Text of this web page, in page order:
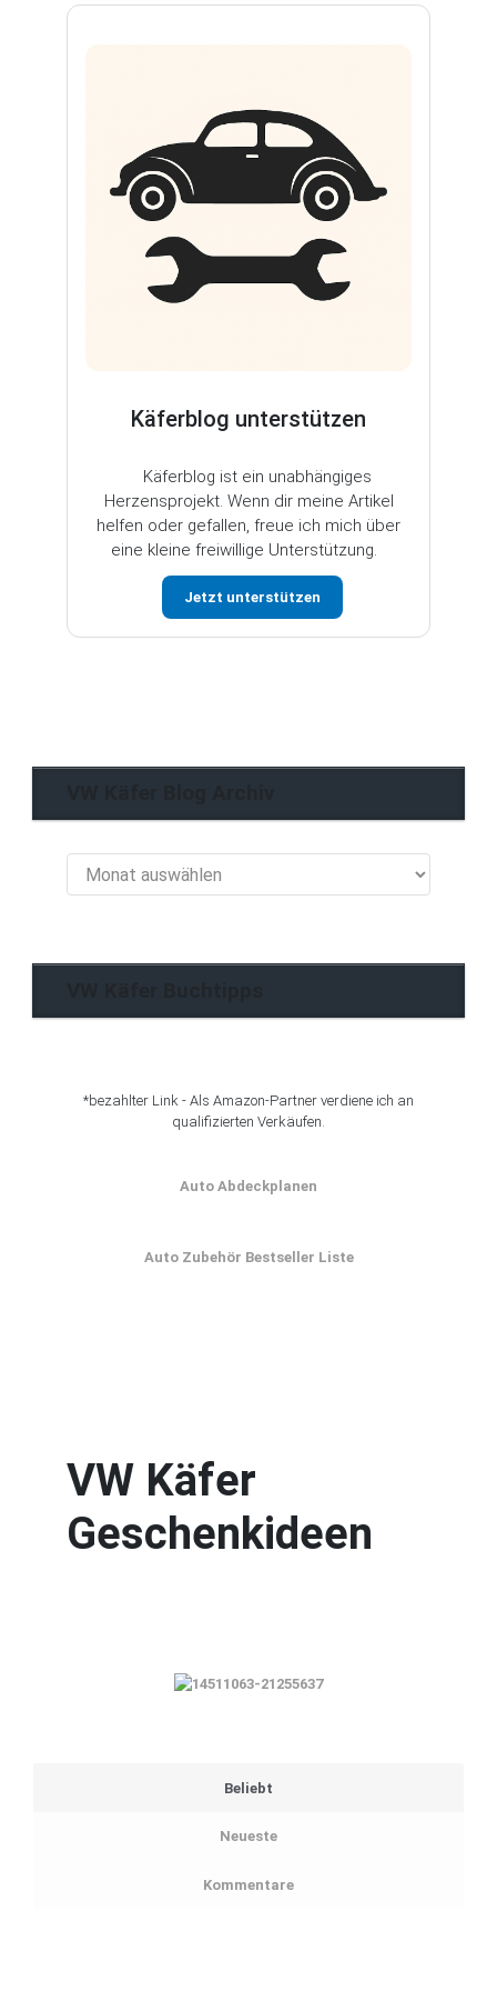
Käferblog unterstützen
Käferblog ist ein unabhängiges
Herzensprojekt. Wenn dir meine Artikel
helfen oder gefallen, freue ich mich über
eine kleine freiwillige Unterstützung.
Jetzt unterstützen
Käfer
*bezahlter Link - Als Amazon-Partner verdiene ich an
qualifizierten Verkäufen.
Auto Abdeckplanen
Auto Zubehör Bestseller Liste
VW Käfer
Geschenkideen
Beliebt
Neueste
Kommentare